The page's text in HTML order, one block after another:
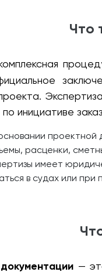
Что
инициативе
проектной
расценки,
имеет
в судах или
—